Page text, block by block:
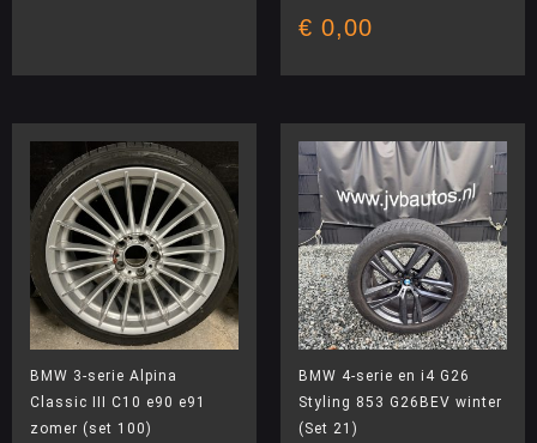
€ 0,00
BMW 3-serie Alpina
Classic III C10 e90 e91
zomer (set 100)
BMW 4-serie en i4 G26
Styling 853 G26BEV winter
(Set 21)